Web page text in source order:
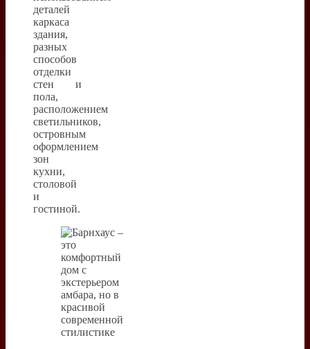
деталей
каркаса
здания,
разных
способов
отделки
стен и
пола,
расположением
светильников,
островным
оформлением
зон
кухни,
столовой
и
гостиной.